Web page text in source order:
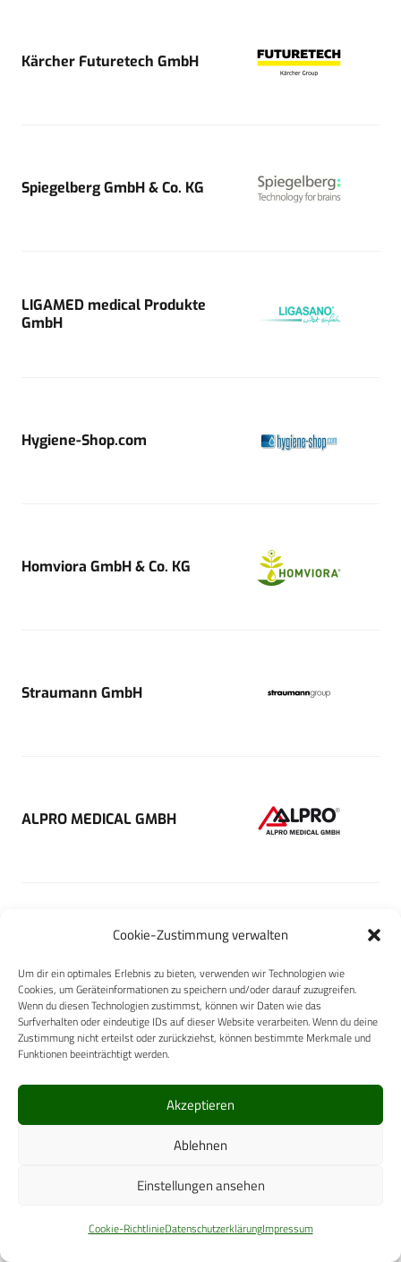
Cookie-Zustimmung verwalten
Um dir ein optimales Erlebnis zu bieten, verwenden wir Technologien wie
Cookies, um Geräteinformationen zu speichern und/oder darauf zuzugreifen.
Wenn du diesen Technologien zustimmst, können wir Daten wie das
Surfverhalten oder eindeutige IDs auf dieser Website verarbeiten. Wenn du deine
Zustimmung nicht erteilst oder zurückziehst, können bestimmte Merkmale und
Funktionen beeinträchtigt werden.
Akzeptieren
Ablehnen
Einstellungen ansehen
Cookie-RichtlinieDatenschutzerklärungImpressum
Kärcher Futuretech GmbH
Spiegelberg GmbH & Co. KG
LIGAMED medical Produkte
GmbH
Hygiene-Shop.com
Homviora GmbH & Co. KG
Straumann GmbH
ALPRO MEDICAL GMBH
DISC-O-BED EU GmbH
Elevate Healthcare / CAE